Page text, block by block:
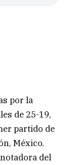
por la
de 25-19,
partido de
México.
del